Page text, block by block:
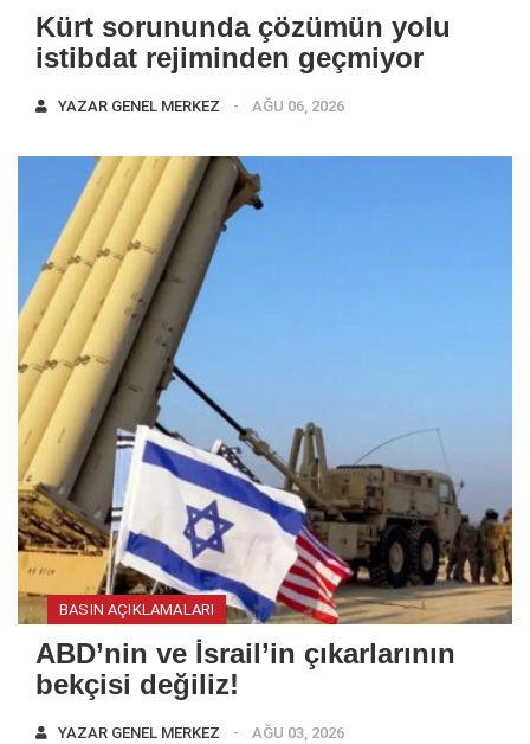
Kürt sorununda çözümün yolu
istibdat rejiminden geçmiyor
YAZAR GENEL MERKEZ AĞU 06, 2026
BASIN AÇIKLAMALARI
ABD’nin ve İsrail’in çıkarlarının
bekçisi değiliz!
YAZAR GENEL MERKEZ AĞU 03, 2026